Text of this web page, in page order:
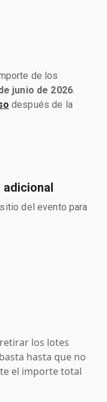
de los
junio de 2026
después de la
adicional
del evento para
los lotes
hasta que no
el importe total